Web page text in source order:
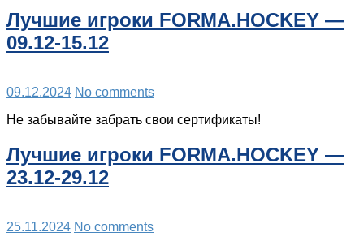
Лучшие игроки FORMA.HOCKEY —
09.12-15.12
09.12.2024 No comments
Не забывайте забрать свои сертификаты!
Лучшие игроки FORMA.HOCKEY —
23.12-29.12
25.11.2024 No comments